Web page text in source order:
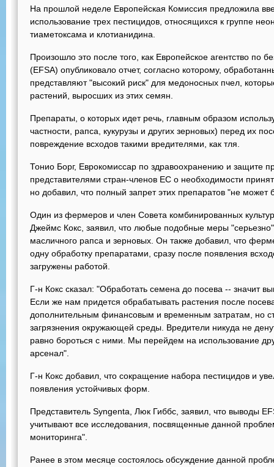
На прошлой неделе Европейская Комиссия предложила
использование трех пестицидов, относящихся к группе
тиаметоксама и клотианидина.
Произошло это после того, как Европейское агентство по
(EFSA) опубликовало отчет, согласно которому,
представляют "высокий риск" для медоносных пчел,
растений, выросших из этих семян.
Препараты, о которых идет речь, главным образом
частности, рапса, кукурузы и других зерновых) перед их
повреждение всходов такими вредителями, как тля.
Тонио Борг, Еврокомиссар по здравоохранению и защите
представителями стран-членов ЕС о необходимости
но добавил, что полный запрет этих препаратов "не может
Один из фермеров и член Совета комбинированных
Джеймс Кокс, заявил, что любые подобные меры
масличного рапса и зерновых. Он также добавил, что
одну обработку препаратами, сразу после появления
загружены работой.
Г-н Кокс сказал: "Обработать семена до посева -- значит
Если же нам придется обрабатывать растения после
дополнительным финансовым и временным затратам, но
загрязнения окружающей среды. Вредители никуда не
равно бороться с ними. Мы перейдем на использование
арсенал".
Г-н Кокс добавил, что сокращение набора пестицидов и
появления устойчивых форм.
Представитель Syngenta, Люк Гиббс, заявил, что выводы
учитывают все исследования, посвященные данной
мониторинга".
Ранее в этом месяце состоялось обсуждение данной